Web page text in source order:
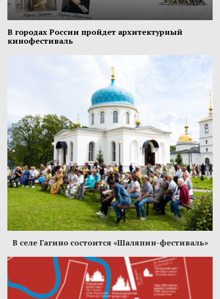
В городах России пройдет архитектурный
кинофестиваль
В селе Гагино состоится «Шаляпин-фестиваль»